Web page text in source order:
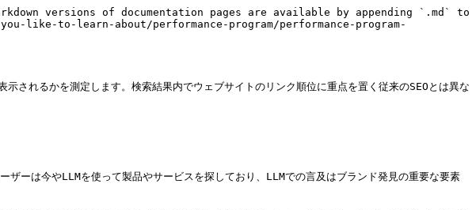
versions of documentation pages are available by appending `.md` to
like-to-learn-about/performance-program/performance-program-
れるかを測定します。検索結果内でウェブサイトのリンク順位に重点を置く従来のSEOとは異な
ーは今やLLMを使って製品やサービスを探しており、LLMでの言及はブランド発見の重要な要素